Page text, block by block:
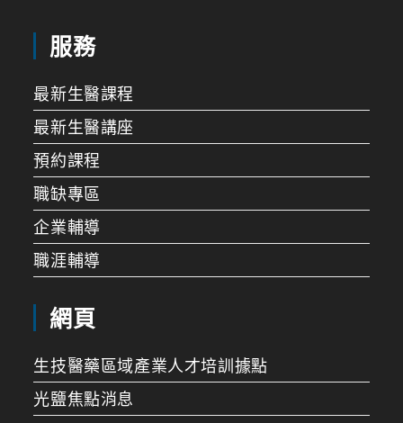
服務
最新生醫課程
最新生醫講座
預約課程
職缺專區
企業輔導
職涯輔導
網頁
生技醫藥區域產業人才培訓據點
光鹽焦點消息